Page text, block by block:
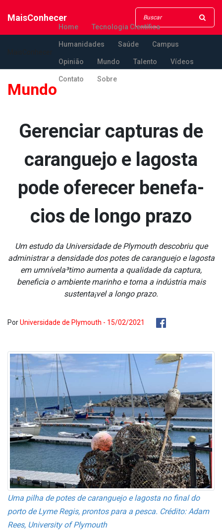
MaisConhecer
Home Tecnologia Científica
Humanidades Saúde Campus
Opinião Mundo Talento Vídeos
Contato Sobre
Mundo
Gerenciar capturas de
caranguejo e lagosta
pode oferecer benefa­
cios de longo prazo
Um estudo da Universidade de Plymouth descobriu que
administrar a densidade dos potes de caranguejo e lagosta
em umnívela³timo aumenta a qualidade da captura,
beneficia o ambiente marinho e torna a indústria mais
sustenta¡vel a longo prazo.
PorUniversidade de Plymouth - 15/02/2021
Uma pilha de potes de caranguejo e lagosta no final do
porto de Lyme Regis, prontos para a pesca. Crédito: Adam
Rees, University of Plymouth